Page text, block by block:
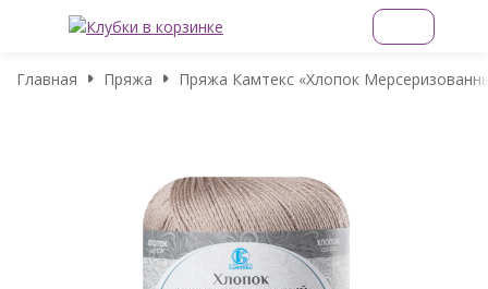
Главная Пряжа Пряжа Камтекс «Хлопок